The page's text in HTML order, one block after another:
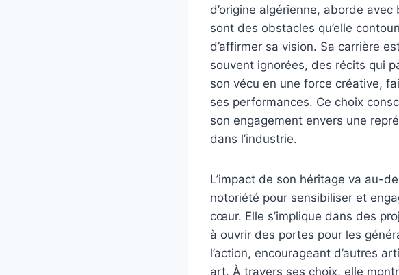
d’origine algérienne, aborde
sont des obstacles qu’elle
d’affirmer sa vision. Sa carrière
souvent ignorées, des récits qui
son vécu en une force créative,
ses performances. Ce choix
son engagement envers une
dans l’industrie.
L’impact de son héritage va au-
notoriété pour sensibiliser et
cœur. Elle s’implique dans des
à ouvrir des portes pour les
l’action, encourageant d’autres
art. À travers ses choix, elle